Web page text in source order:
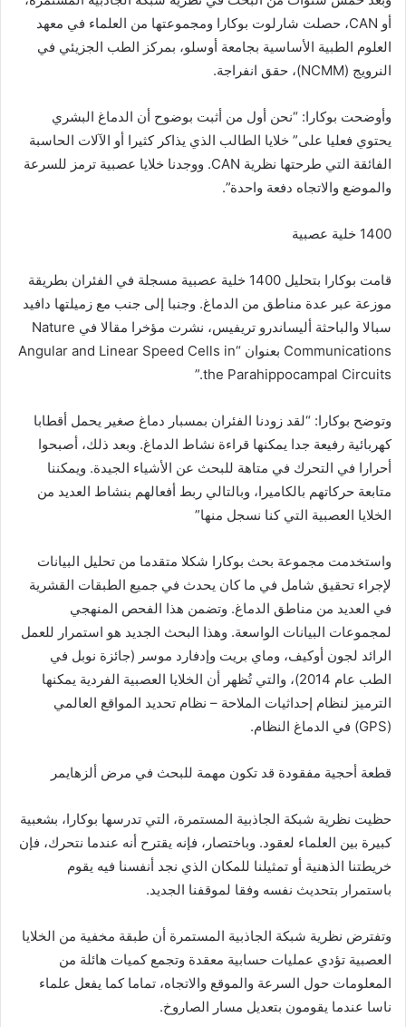
أو CAN، حصلت شارلوت بوكارا ومجموعتها من العلماء في معهد
العلوم الطبية الأساسية بجامعة أوسلو، بمركز الطب الجزيئي في
النرويج (NCMM)، حقق انفراجة.
وأوضحت بوكارا: “نحن أول من أثبت بوضوح أن الدماغ البشري
يحتوي فعليا على” خلايا الطالب الذي يذاكر كثيرا أو الآلات الحاسبة
الفائقة التي طرحتها نظرية CAN. ووجدنا خلايا عصبية ترمز للسرعة
والموضع والاتجاه دفعة واحدة”.
1400 خلية عصبية
قامت بوكارا بتحليل 1400 خلية عصبية مسجلة في الفئران بطريقة
موزعة عبر عدة مناطق من الدماغ. وجنبا إلى جنب مع زميلتها دافيد
سبالا والباحثة أليساندرو تريفيس، نشرت مؤخرا مقالا في Nature
Communications بعنوان “Angular and Linear Speed ​​Cells in
the Parahippocampal Circuits.”
وتوضح بوكارا: “لقد زودنا الفئران بمسبار دماغ صغير يحمل أقطابا
كهربائية رفيعة جدا يمكنها قراءة نشاط الدماغ. وبعد ذلك، أصبحوا
أحرارا في التحرك في متاهة للبحث عن الأشياء الجيدة. ويمكننا
متابعة حركاتهم بالكاميرا، وبالتالي ربط أفعالهم بنشاط العديد من
الخلايا العصبية التي كنا نسجل منها”
واستخدمت مجموعة بحث بوكارا شكلا متقدما من تحليل البيانات
لإجراء تحقيق شامل في ما كان يحدث في جميع الطبقات القشرية
في العديد من مناطق الدماغ. وتضمن هذا الفحص المنهجي
لمجموعات البيانات الواسعة. وهذا البحث الجديد هو استمرار للعمل
الرائد لجون أوكيف، وماي بريت وإدفارد موسر (جائزة نوبل في
الطب عام 2014)، والتي تُظهر أن الخلايا العصبية الفردية يمكنها
الترميز لنظام إحداثيات الملاحة – نظام تحديد المواقع العالمي
(GPS) في الدماغ النظام.
قطعة أحجية مفقودة قد تكون مهمة للبحث في مرض ألزهايمر
حظيت نظرية شبكة الجاذبية المستمرة، التي تدرسها بوكارا، بشعبية
كبيرة بين العلماء لعقود. وباختصار، فإنه يقترح أنه عندما نتحرك، فإن
خريطتنا الذهنية أو تمثيلنا للمكان الذي نجد أنفسنا فيه يقوم
باستمرار بتحديث نفسه وفقا لموقفنا الجديد.
وتفترض نظرية شبكة الجاذبية المستمرة أن طبقة مخفية من الخلايا
العصبية تؤدي عمليات حسابية معقدة وتجمع كميات هائلة من
المعلومات حول السرعة والموقع والاتجاه، تماما كما يفعل علماء
ناسا عندما يقومون بتعديل مسار الصاروخ.